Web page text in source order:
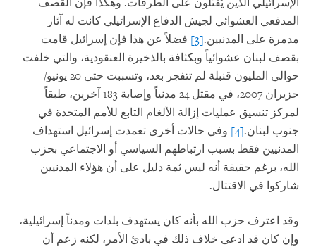
الإسرائيلي الذين يُقتلون على الطرقات. وهكذا فإن القصف
المدفعي العشوائي لجيش الدفاع الإسرائيلي كانت له آثار
مدمرة على المدنيين.[3]
فضلاً عن هذا فإن إسرائيل قامت
بقصف لبنان عشوائياً وبكثافة بالذخيرة العنقودية، والتي خلفت
حوالي المليون قنبلة لم تتفجر بعد، وتسببت حتى 20 يونيو/
حزيران 2007، في مقتل 24 مدنياً وإصابة 183 آخرين، طبقاً
لمركز تنسيق عمليات إزالة الألغام التابع للأمم المتحدة في
جنوب لبنان.[4]
وفي حالات أخرى تعمدت إسرائيل استهداف
المدنيين فقط بسبب ارتباطهم السياسي أو الاجتماعي بحزب
الله، برغم حقيقة أنه ليس ثمة دليل على أن هؤلاء المدنيين
شاركوا في الاقتتال.
وقد اعترف حزب الله بأنه كان يستهدف بلدات ومدناً إسرائيلية،
وإن كان قد ادعى خلاف ذلك في بادئ الأمر، لكنه زعم أن